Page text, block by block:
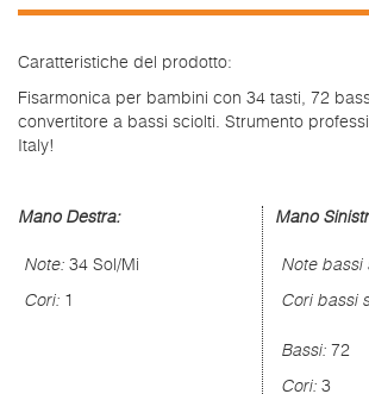
Caratteristiche del prodotto:
Fisarmonica per bambini con 34 tasti, 72
convertitore a bassi sciolti. Strumento
Italy!
Mano Destra:
Note: 34 Sol/Mi
Cori: 1
Mano
Note bassi
Cori bassi
Bassi: 72
Cori: 3